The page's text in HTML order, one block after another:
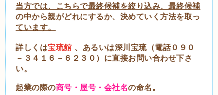
当方では、こちらで最終候補を絞り込み、最終候補
の中から親がどれにするか、決めていく方法を取っ
ています。
詳しくは宝琉館 、あるいは深川宝琉（電話０９０
－３４１６－６２３０）に直接お問い合わせ下さ
い。
起業の際の商号・屋号・会社名の命名。